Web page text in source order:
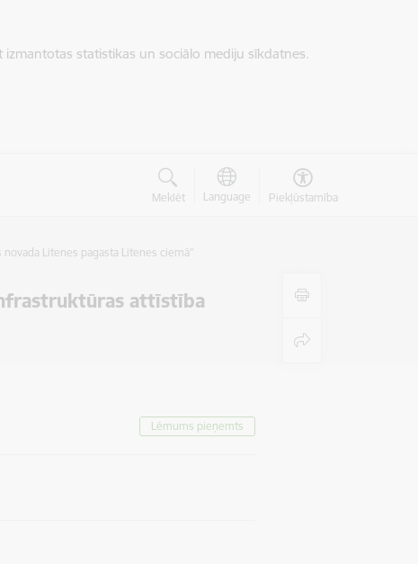
statistikas un sociālo mediju sīkdatnes.
Meklēt Language Piekļūstamība
Litenes pagasta Litenes ciemā”
attīstība
Lēmums pieņemts